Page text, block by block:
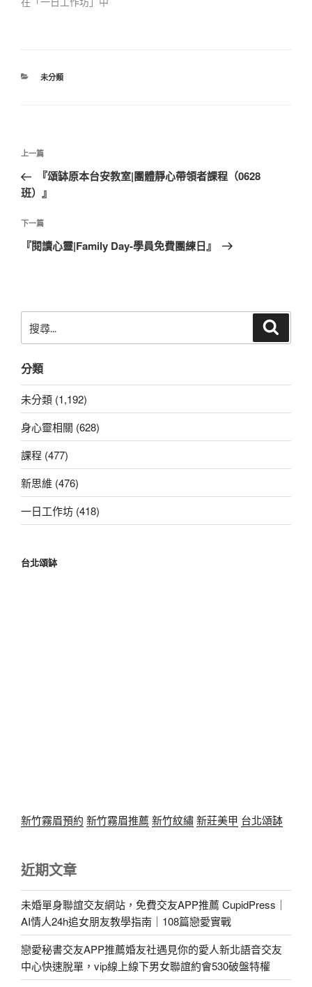
分
未分類
文
導
覽
上
一
篇
章
上一篇
『頌缽原本台安教室|團體靜心帶領者課程（0628
班）』
下
一
下一篇
『閱讀心靈|Family Day-學員免費團練日』
尋
鍵
字:
分類
未分類 (1,192)
身心靈相關 (628)
課程 (477)
新思維 (476)
一日工作坊 (418)
台北頌缽
新竹霧眉預約 新竹霧眉推薦 新竹紋繡新莊美甲 台北頌缽
近期文章
未婚單身聯誼交友網站，免費交友APP推薦 CupidPress｜
AI情人24h追女朋友教學指南｜108篇戀愛實戰
戀愛秘書交友APP推薦婚友社遇見你的愛人新北語音交友
中心快速脫單，vip線上線下男女聯誼約會530破盤特權